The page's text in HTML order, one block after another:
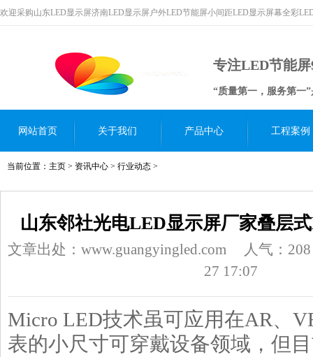
欢迎采购山东LED显示屏济南LED显示屏户外LED节能屏小间距LED显示屏幕全彩
专注LED节能
“质量第一，服务第一
网站首页 关于我们 产品中心 工程案例
当前位置： 主页 > 资讯中心 > 行业动态 >
山东邻社光电LED显示屏厂家叠层
文章出处：www.guangyingled.com 人气： 208
27 17:07
Micro LED技术虽可应用在AR、
表的小尺寸可穿戴设备领域，但